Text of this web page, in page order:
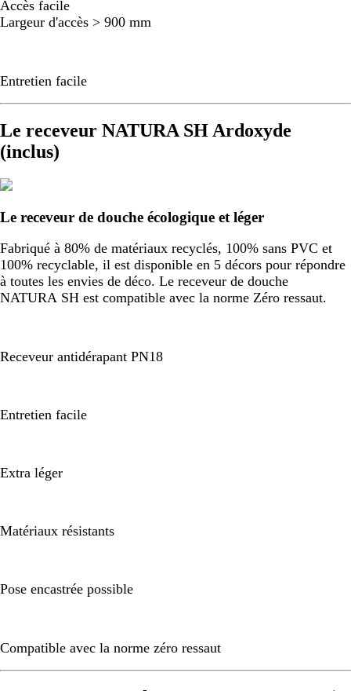
Accès facile
Largeur d'accès > 900 mm
Entretien facile
Le receveur NATURA SH Ardoxyde
(inclus)
Le receveur de douche écologique et léger
Fabriqué à 80% de matériaux recyclés, 100% sans PVC et
100% recyclable, il est disponible en 5 décors pour répondre
à toutes les envies de déco. Le receveur de douche
NATURA SH est compatible avec la norme Zéro ressaut.
Receveur antidérapant PN18
Entretien facile
Extra léger
Matériaux résistants
Pose encastrée possible
Compatible avec la norme zéro ressaut